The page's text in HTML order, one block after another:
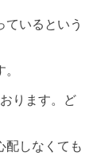
ているという
ります。ど
配しなくても